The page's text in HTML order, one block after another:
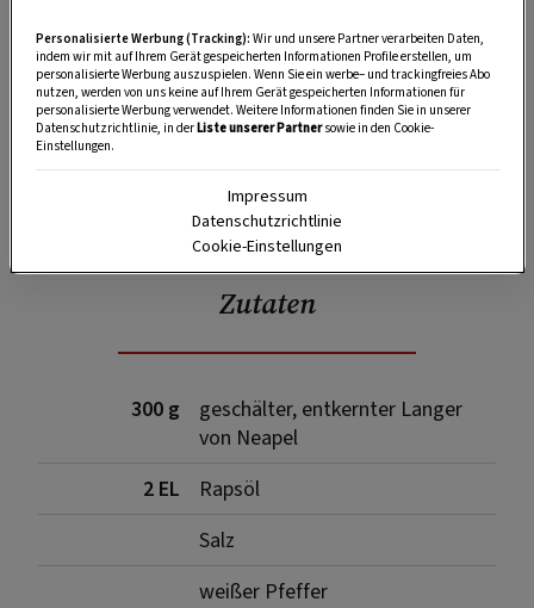
SPEICHERN DRUCKEN
Zutaten
300 g
geschälter, entkernter Langer
von Neapel
2 EL
Rapsöl
Salz
weißer Pfeffer
Personalisierte Werbung (Tracking): Wir und unsere Partner verarbeiten Daten,
indem wir mit auf Ihrem Gerät gespeicherten Informationen Profile erstellen, um
personalisierte Werbung auszuspielen. Wenn Sie ein werbe– und trackingfreies Abo
nutzen, werden von uns keine auf Ihrem Gerät gespeicherten Informationen für
personalisierte Werbung verwendet. Weitere Informationen finden Sie in unserer
Datenschutzrichtlinie, in derListe unserer Partnersowie in den Cookie-
Einstellungen.
Impressum
Datenschutzrichtlinie
Cookie-Einstellungen